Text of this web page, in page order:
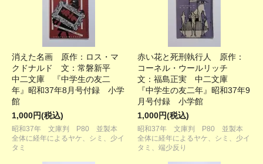
消えた名画 原作：ロス・マ
クドナルド 文：常磐新平
中二文庫 『中学生の友二
年』昭和37年8月号付録 小学
館
1,000円(税込)
昭和37年 文庫判 P80 並製本
全体に経年によるヤケ、シミ、少イ
タミ
赤い花と死刑執行人 原作：
コーネル・ウールリッチ
文：福島正実 中二文庫
『中学生の友二年』昭和37年9
月号付録 小学館
1,000円(税込)
昭和37年 文庫判 P80 並製本
全体に経年によるヤケ、シミ、少イ
タミ、端少反り